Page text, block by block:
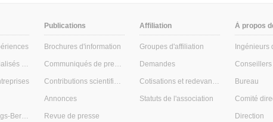
Entretiens spécialisés pour maîtres d'ouvrage
Kanal-Sanierungs-Berater (conseiller en assainissement des canalisations)
Publications
Brochures d'information
Communiqués de presse
Contributions scientifiques
Annonces
Revue de presse
Affiliation
Groupes d'affiliation
Demandes
Cotisations et redevances
Statuts de l'association
À propos
Ingénieurs
Bureau
Comité
Direction